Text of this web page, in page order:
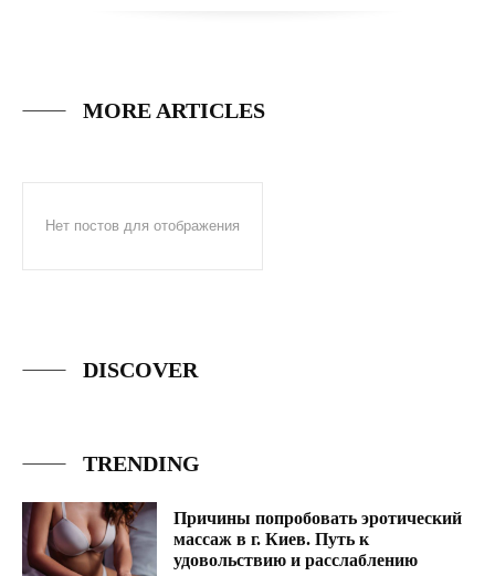
MORE ARTICLES
Нет постов для отображения
DISCOVER
TRENDING
Причины попробовать эротический
массаж в г. Киев. Путь к
удовольствию и расслаблению